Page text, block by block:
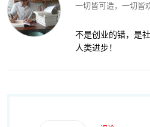
一切皆可造，一切皆
不是创业的错，是
人类进步！